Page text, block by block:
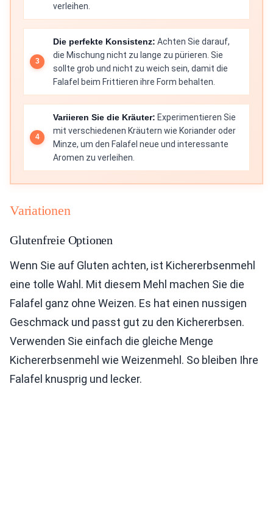
verleihen.
Die perfekte Konsistenz: Achten Sie darauf,
die Mischung nicht zu lange zu pürieren. Sie
sollte grob und nicht zu weich sein, damit die
Falafel beim Frittieren ihre Form behalten.
Variieren Sie die Kräuter: Experimentieren Sie
mit verschiedenen Kräutern wie Koriander oder
Minze, um den Falafel neue und interessante
Aromen zu verleihen.
Variationen
Glutenfreie Optionen
Wenn Sie auf Gluten achten, ist Kichererbsenmehl
eine tolle Wahl. Mit diesem Mehl machen Sie die
Falafel ganz ohne Weizen. Es hat einen nussigen
Geschmack und passt gut zu den Kichererbsen.
Verwenden Sie einfach die gleiche Menge
Kichererbsenmehl wie Weizenmehl. So bleiben Ihre
Falafel knusprig und lecker.